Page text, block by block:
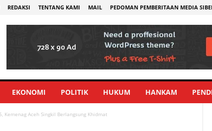
REDAKSI TENTANG KAMI MAIL PEDOMAN PEMBERITAAN MEDIA
EKONOMI POLITIK HUKUM HANKAM
Kemenag Aceh Singkil Berlangsung Khidmat